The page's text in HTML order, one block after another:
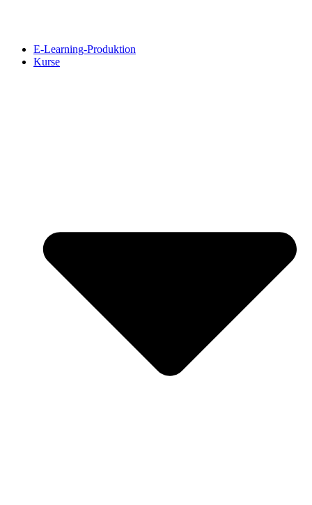
E-Learning-Produktion
Kurse